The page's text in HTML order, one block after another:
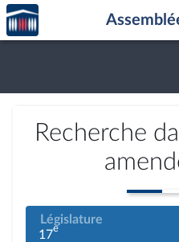
Aller au contenu
Aller en bas de la page
Accèder
à la
page
Recherche
Législature
17e